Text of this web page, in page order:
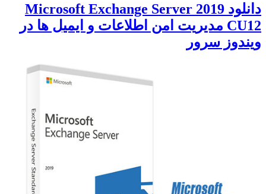
دانلود Microsoft Exchange Server 2019
CU12 مدیریت امن اطلاعات و ایمیل ها در
ویندوز سرور